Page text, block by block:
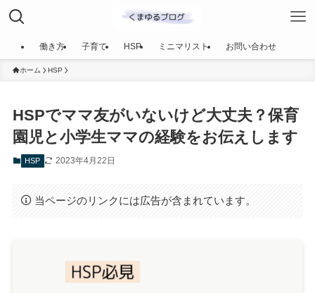
働き方 子育て HSP ミニマリスト お問い合わせ
ホーム HSP
HSPでママ友がいないけど大丈夫？保育
園児と小学生ママの経験をお伝えします
HSP 2023年4月22日
当ページのリンクには広告が含まれています。